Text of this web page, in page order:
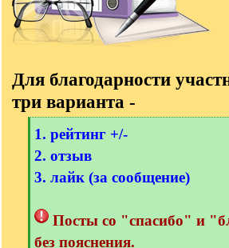
Для благодарности
три варианта -
[
q
]
1. рейтинг +/-
2. отзыв
3. лайк (за сообщение)
Посты со "спасибо" и
без пояснения.